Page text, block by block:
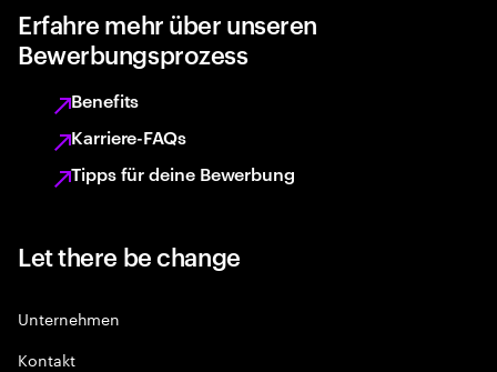
Erfahre mehr über unseren
Bewerbungsprozess
Benefits
Karriere-FAQs
Tipps für deine Bewerbung
Let there be change
Unternehmen
Kontakt